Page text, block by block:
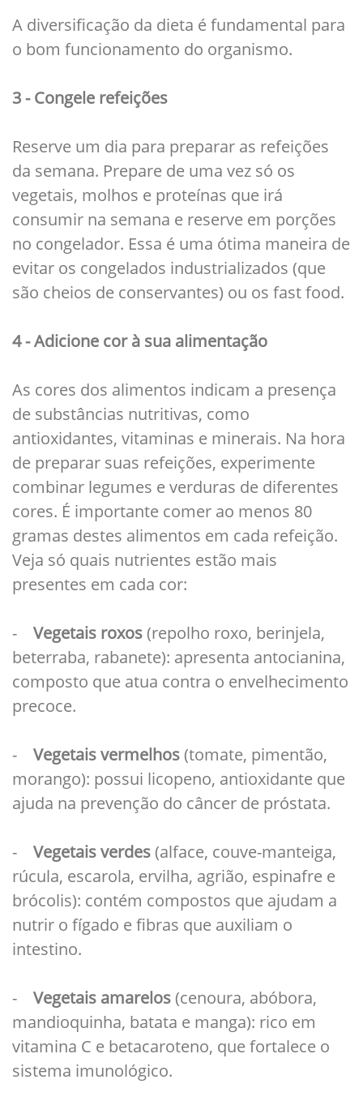
A diversificação da dieta é fundamental para
o bom funcionamento do organismo.
3 - Congele refeições
Reserve um dia para preparar as refeições
da semana. Prepare de uma vez só os
vegetais, molhos e proteínas que irá
consumir na semana e reserve em porções
no congelador. Essa é uma ótima maneira de
evitar os congelados industrializados (que
são cheios de conservantes) ou os fast food.
4 - Adicione cor à sua alimentação
As cores dos alimentos indicam a presença
de substâncias nutritivas, como
antioxidantes, vitaminas e minerais. Na hora
de preparar suas refeições, experimente
combinar legumes e verduras de diferentes
cores. É importante comer ao menos 80
gramas destes alimentos em cada refeição.
Veja só quais nutrientes estão mais
presentes em cada cor:
- Vegetais roxos(repolho roxo, berinjela,
beterraba, rabanete): apresenta antocianina,
composto que atua contra o envelhecimento
precoce.
- Vegetais vermelhos(tomate, pimentão,
morango): possui licopeno, antioxidante que
ajuda na prevenção do câncer de próstata.
- Vegetais verdes(alface, couve-manteiga,
rúcula, escarola, ervilha, agrião, espinafre e
brócolis): contém compostos que ajudam a
nutrir o fígado e fibras que auxiliam o
intestino.
- Vegetais amarelos(cenoura, abóbora,
mandioquinha, batata e manga): rico em
vitamina C e betacaroteno, que fortalece o
sistema imunológico.